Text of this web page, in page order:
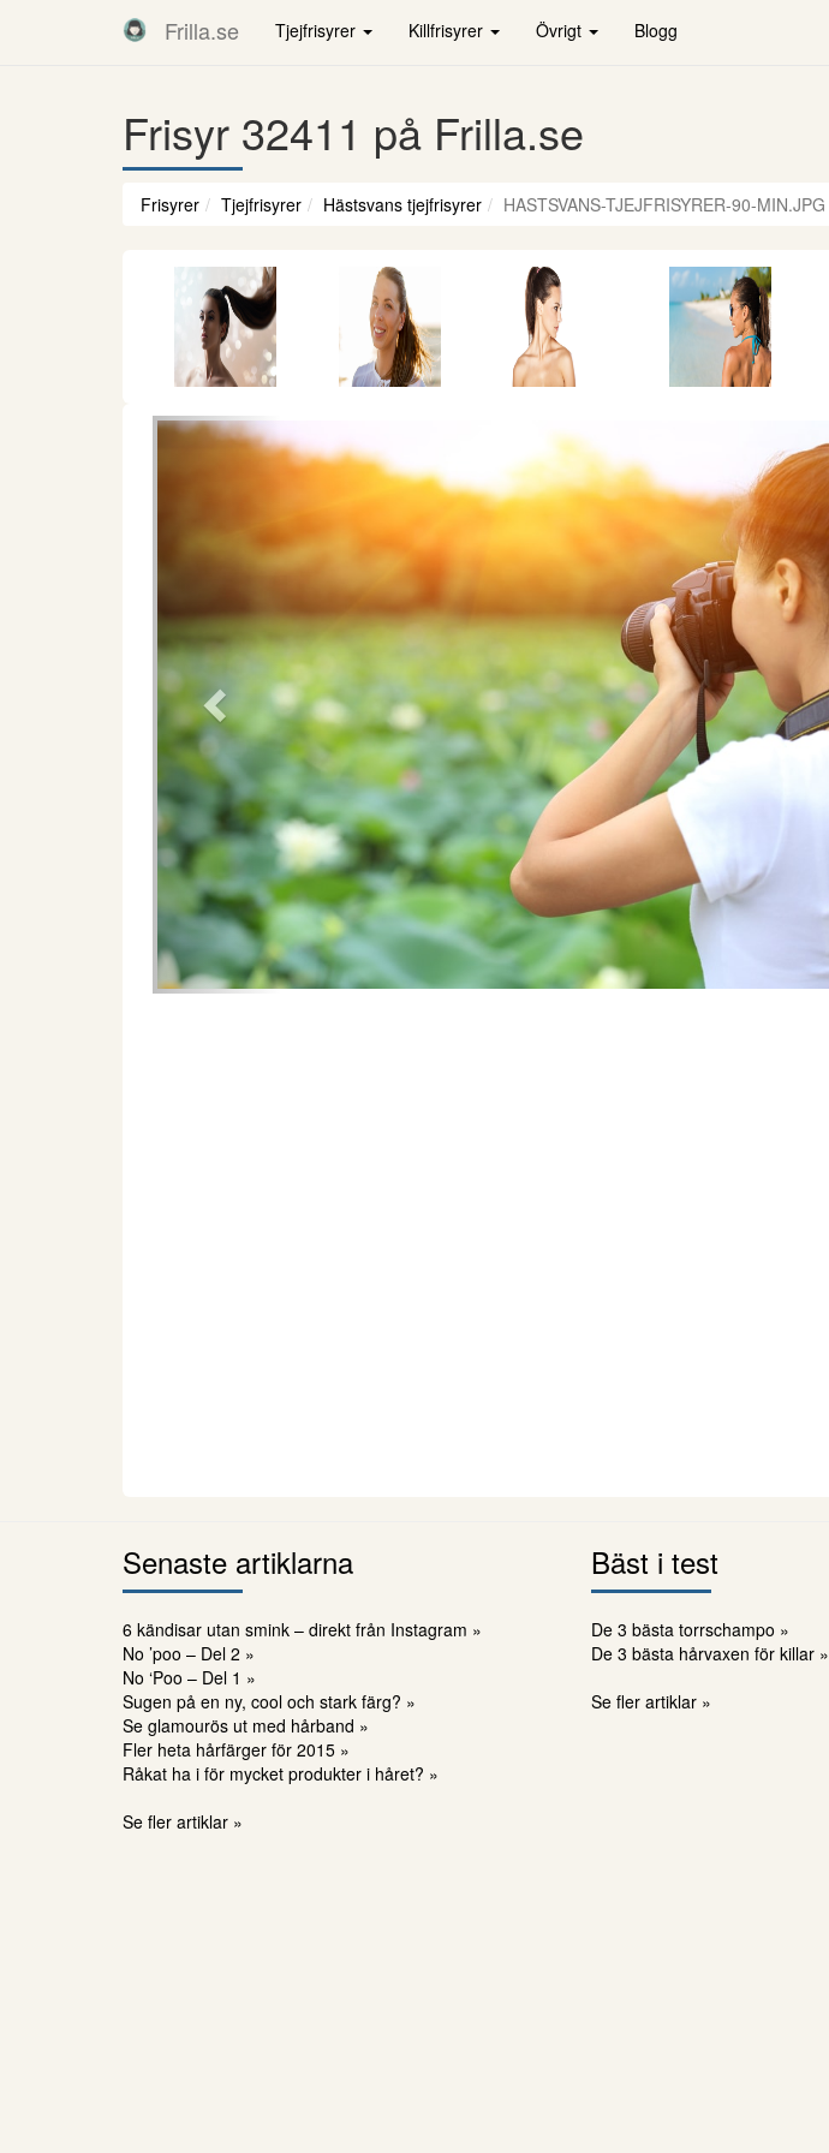
Frilla.se Tjejfrisyrer Killfrisyrer Övrigt Blogg
Frisyr 32411 på Frilla.se
Frisyrer Tjejfrisyrer Hästsvans tjejfrisyrer HASTSVANS-TJEJFRISYRER-90-MIN.JPG
Föregående
Senaste artiklarna
6 kändisar utan smink – direkt från Instagram »
No ’poo – Del 2 »
No ‘Poo – Del 1 »
Sugen på en ny, cool och stark färg? »
Se glamourös ut med hårband »
Fler heta hårfärger för 2015 »
Råkat ha i för mycket produkter i håret? »
Se fler artiklar »
Bäst i test
De 3 bästa torrschampo »
De 3 bästa hårvaxen för killar »
Se fler artiklar »